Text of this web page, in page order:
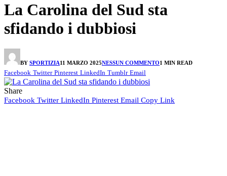
La Carolina del Sud sta
sfidando i dubbiosi
BY SPORTIZIA11 MARZO 2025NESSUN COMMENTO1 MIN READ
Facebook Twitter Pinterest LinkedIn Tumblr Email
Share
Facebook Twitter LinkedIn Pinterest Email Copy Link